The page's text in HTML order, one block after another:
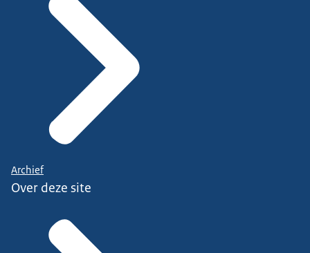
Archief
Over deze site